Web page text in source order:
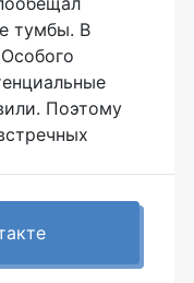
тумбы. В
Поэтому